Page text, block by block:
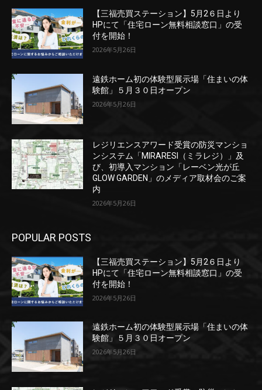
【三福売買ステーション】5月2６日より
HPにて「住宅ローン無料相談窓口」の受
付を開始！
2026年5月26日
遠鉄ホーム初の体験型展示場「住まいの体
験館」５月３０日オープン
2026年5月26日
レジリエンスアワード受賞の防災マンショ
ンシステム「MIRARESI（ミラレジ）」及
び、初導入マンション「レーベン光が丘
GLOW GARDEN」のメディア取材会のご案
内
2026年5月26日
POPULAR POSTS
【三福売買ステーション】5月2６日より
HPにて「住宅ローン無料相談窓口」の受
付を開始！
2026年5月26日
遠鉄ホーム初の体験型展示場「住まいの体
験館」５月３０日オープン
2026年5月26日